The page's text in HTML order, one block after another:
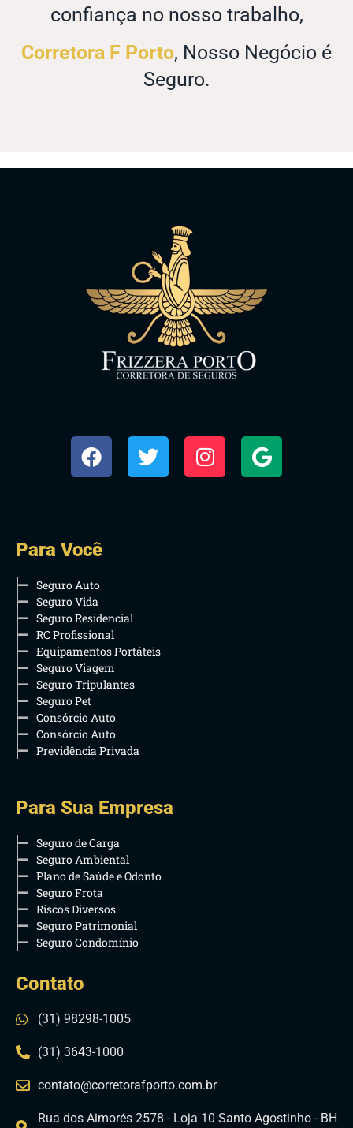
confiança no nosso trabalho,
Corretora F Porto, Nosso Negócio é
Seguro.
Para Você
Seguro Auto
Seguro Vida
Seguro Residencial
RC Profissional
Equipamentos Portáteis
Seguro Viagem
Seguro Tripulantes
Seguro Pet
Consórcio Auto
Consórcio Auto
Previdência Privada
Para Sua Empresa
Seguro de Carga
Seguro Ambiental
Plano de Saúde e Odonto
Seguro Frota
Riscos Diversos
Seguro Patrimonial
Seguro Condomínio
Contato
(31) 98298-1005
(31) 3643-1000
contato@corretorafporto.com.br
Rua dos Aimorés 2578 - Loja 10 Santo Agostinho - BH